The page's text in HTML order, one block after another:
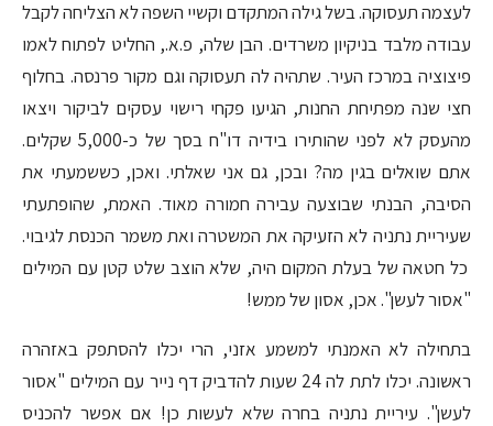
לעצמה תעסוקה. בשל גילה המתקדם וקשיי השפה לא הצליחה לקבל
עבודה מלבד בניקיון משרדים. הבן שלה, פ.א., החליט לפתוח לאמו
פיצוציה במרכז העיר. שתהיה לה תעסוקה וגם מקור פרנסה. בחלוף
חצי שנה מפתיחת החנות, הגיעו פקחי רישוי עסקים לביקור ויצאו
מהעסק לא לפני שהותירו בידיה דו"ח בסך של כ-5,000 שקלים.
אתם שואלים בגין מה? ובכן, גם אני שאלתי. ואכן, כששמעתי את
הסיבה, הבנתי שבוצעה עבירה חמורה מאוד. האמת, שהופתעתי
שעיריית נתניה לא הזעיקה את המשטרה ואת משמר הכנסת לגיבוי.
כל חטאה של בעלת המקום היה, שלא הוצב שלט קטן עם המילים
"אסור לעשן". אכן, אסון של ממש!
בתחילה לא האמנתי למשמע אזני, הרי יכלו להסתפק באזהרה
ראשונה. יכלו לתת לה 24 שעות להדביק דף נייר עם המילים "אסור
לעשן". עיריית נתניה בחרה שלא לעשות כן! אם אפשר להכניס